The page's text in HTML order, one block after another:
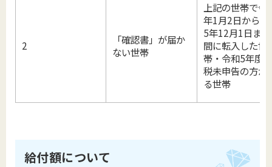
2
「確認書」が届か
ない世帯
上記の世帯で令
年1月2日から令
5年12月1日ま
間に転入した世
帯・令和5年度
税未申告の方が
る世帯
給付額について